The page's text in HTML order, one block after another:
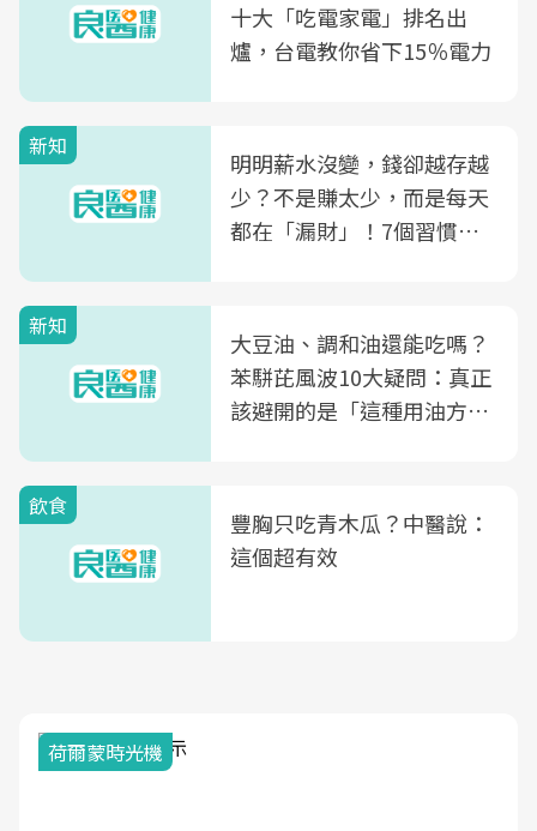
十大「吃電家電」排名出
爐，台電教你省下15％電力
新知
明明薪水沒變，錢卻越存越
少？不是賺太少，而是每天
都在「漏財」！7個習慣一
新知
大豆油、調和油還能吃嗎？
苯駢芘風波10大疑問：真正
該避開的是「這種用油方
飲食
豐胸只吃青木瓜？中醫說：
這個超有效
荷爾蒙時光機